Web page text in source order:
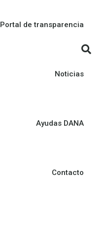
Portal de transparencia
Noticias
Ayudas DANA
Contacto